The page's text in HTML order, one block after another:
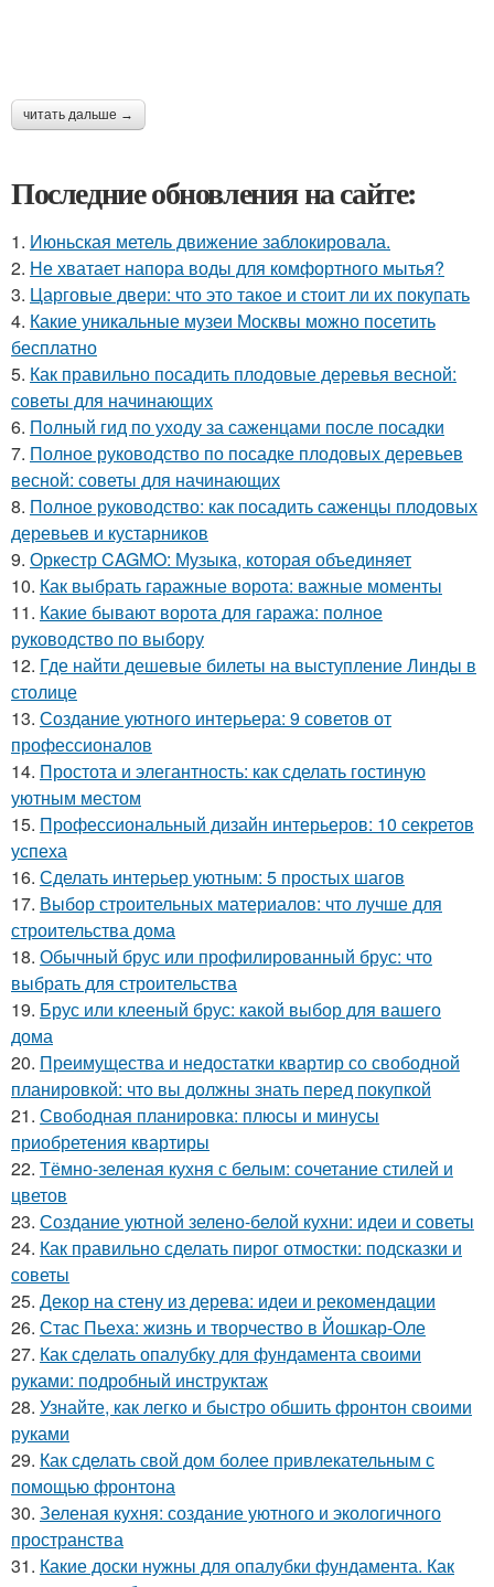
читать дальше →
Последние обновления на сайте:
1. Июньская метель движение заблокировала.
2. Не хватает напора воды для комфортного мытья?
3. Царговые двери: что это такое и стоит ли их покупать
4. Какие уникальные музеи Москвы можно посетить
бесплатно
5. Как правильно посадить плодовые деревья весной:
советы для начинающих
6. Полный гид по уходу за саженцами после посадки
7. Полное руководство по посадке плодовых деревьев
весной: советы для начинающих
8. Полное руководство: как посадить саженцы плодовых
деревьев и кустарников
9. Оркестр CAGMO: Музыка, которая объединяет
10. Как выбрать гаражные ворота: важные моменты
11. Какие бывают ворота для гаража: полное
руководство по выбору
12. Где найти дешевые билеты на выступление Линды в
столице
13. Создание уютного интерьера: 9 советов от
профессионалов
14. Простота и элегантность: как сделать гостиную
уютным местом
15. Профессиональный дизайн интерьеров: 10 секретов
успеха
16. Сделать интерьер уютным: 5 простых шагов
17. Выбор строительных материалов: что лучше для
строительства дома
18. Обычный брус или профилированный брус: что
выбрать для строительства
19. Брус или клееный брус: какой выбор для вашего
дома
20. Преимущества и недостатки квартир со свободной
планировкой: что вы должны знать перед покупкой
21. Свободная планировка: плюсы и минусы
приобретения квартиры
22. Тёмно-зеленая кухня с белым: сочетание стилей и
цветов
23. Создание уютной зелено-белой кухни: идеи и советы
24. Как правильно сделать пирог отмостки: подсказки и
советы
25. Декор на стену из дерева: идеи и рекомендации
26. Стас Пьеха: жизнь и творчество в Йошкар-Оле
27. Как сделать опалубку для фундамента своими
руками: подробный инструктаж
28. Узнайте, как легко и быстро обшить фронтон своими
руками
29. Как сделать свой дом более привлекательным с
помощью фронтона
30. Зеленая кухня: создание уютного и экологичного
пространства
31. Какие доски нужны для опалубки фундамента. Как